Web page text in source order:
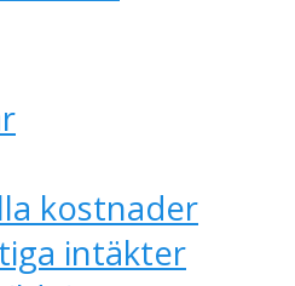
kostnader
intäkter